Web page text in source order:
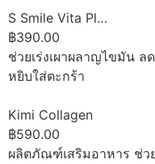
S Smile Vita Pl…
฿390.00
ช่วยเร่งเผาผลาญไขมัน ล
หยิบใส่ตะกร้า
Kimi Collagen
฿590.00
ผลิตภัณฑ์เสริมอาหาร ช่ว